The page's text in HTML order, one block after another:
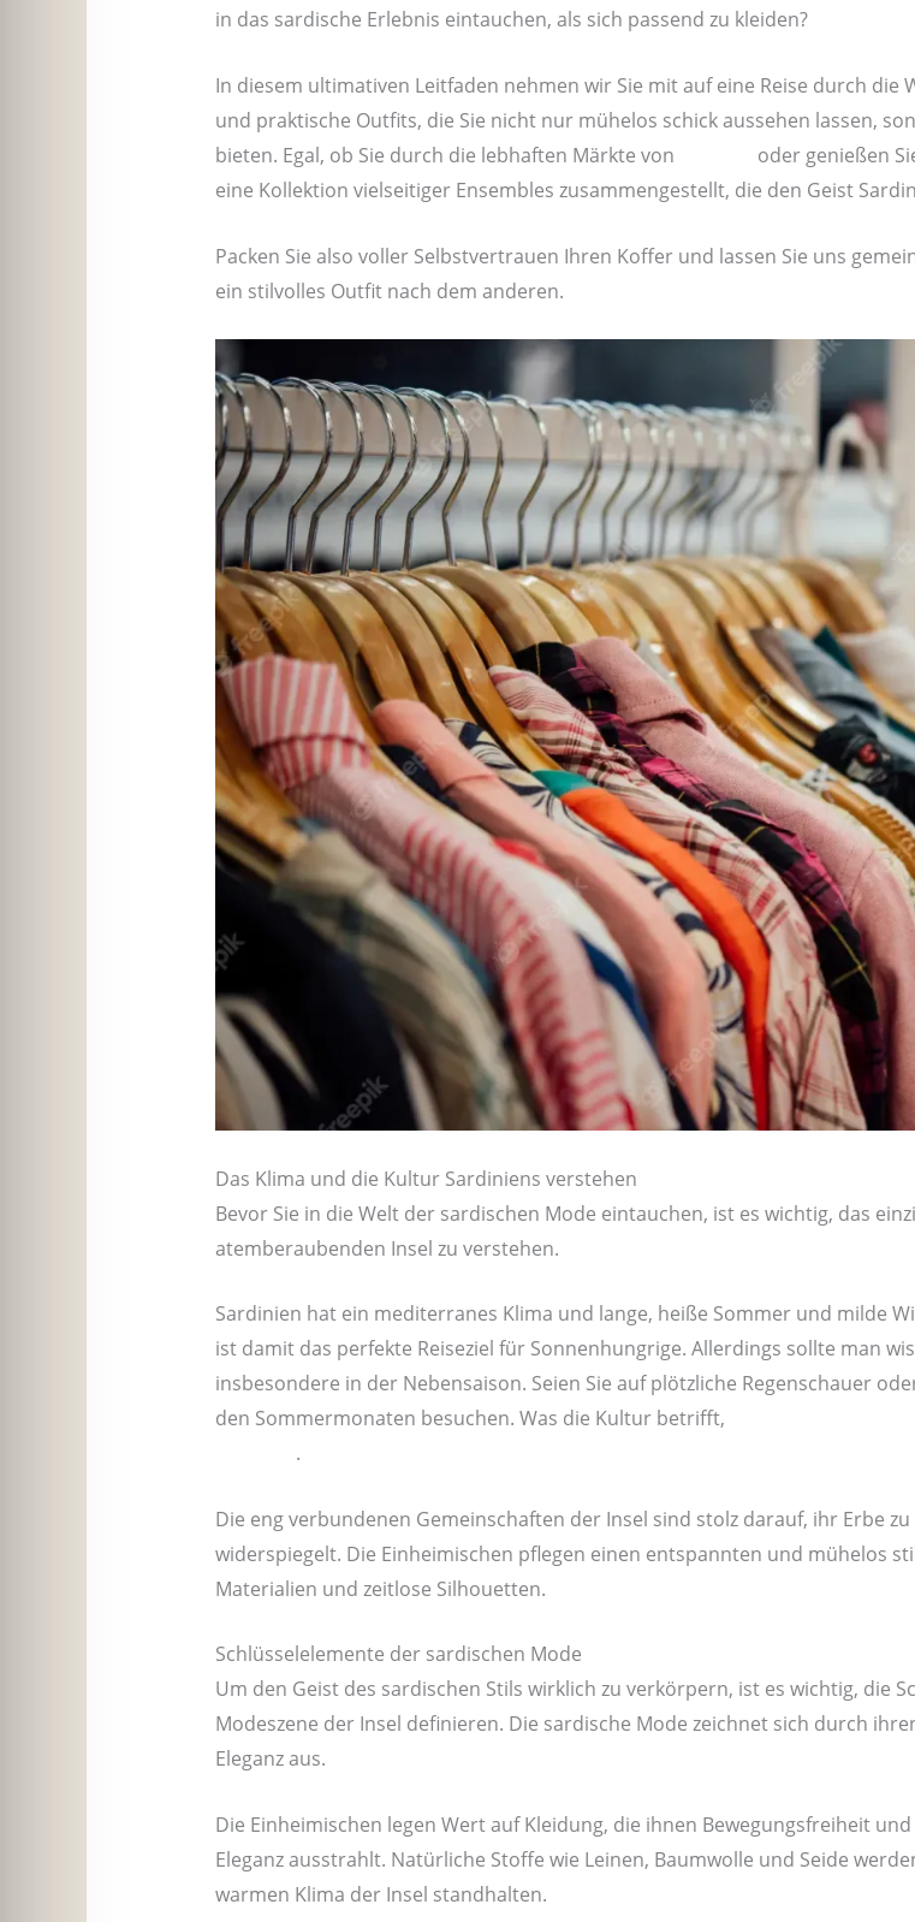
in das sardische Erlebnis eintauchen, als sich passend zu kleiden?
In diesem ultimativen Leitfaden nehmen wir Sie mit auf eine Reise durch
und praktische Outfits, die Sie nicht nur mühelos schick aussehen lassen,
bieten. Egal, ob Sie durch die lebhaften Märkte von
oder genießen
eine Kollektion vielseitiger Ensembles zusammengestellt, die den Geist
Packen Sie also voller Selbstvertrauen Ihren Koffer und lassen Sie uns
ein stilvolles Outfit nach dem anderen.
Das Klima und die Kultur Sardiniens verstehen
Bevor Sie in die Welt der sardischen Mode eintauchen, ist es wichtig, das
atemberaubenden Insel zu verstehen.
Sardinien hat ein mediterranes Klima und lange, heiße Sommer und milde
ist damit das perfekte Reiseziel für Sonnenhungrige. Allerdings sollte man
insbesondere in der Nebensaison. Seien Sie auf plötzliche Regenschauer
den Sommermonaten besuchen. Was die Kultur betrifft,
.
Die eng verbundenen Gemeinschaften der Insel sind stolz darauf, ihr Erbe
widerspiegelt. Die Einheimischen pflegen einen entspannten und mühelos
Materialien und zeitlose Silhouetten.
Schlüsselelemente der sardischen Mode
Um den Geist des sardischen Stils wirklich zu verkörpern, ist es wichtig, die
Modeszene der Insel definieren. Die sardische Mode zeichnet sich durch
Eleganz aus.
Die Einheimischen legen Wert auf Kleidung, die ihnen Bewegungsfreiheit
Eleganz ausstrahlt. Natürliche Stoffe wie Leinen, Baumwolle und Seide
warmen Klima der Insel standhalten.